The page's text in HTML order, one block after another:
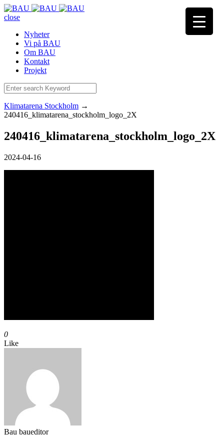
close
Nyheter
Vi på BAU
Om BAU
Kontakt
Projekt
Klimatarena Stockholm →
240416_klimatarena_stockholm_logo_2X
240416_klimatarena_stockholm_logo_2X
2024-04-16
0
Like
Bau baueditor